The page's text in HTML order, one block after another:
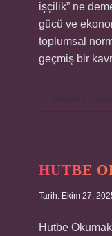
işçilik” ne
gücü ve
toplumsal
geçmiş bir
Devamını
HUTBE
Tarih: Ekim 27,
Hutbe